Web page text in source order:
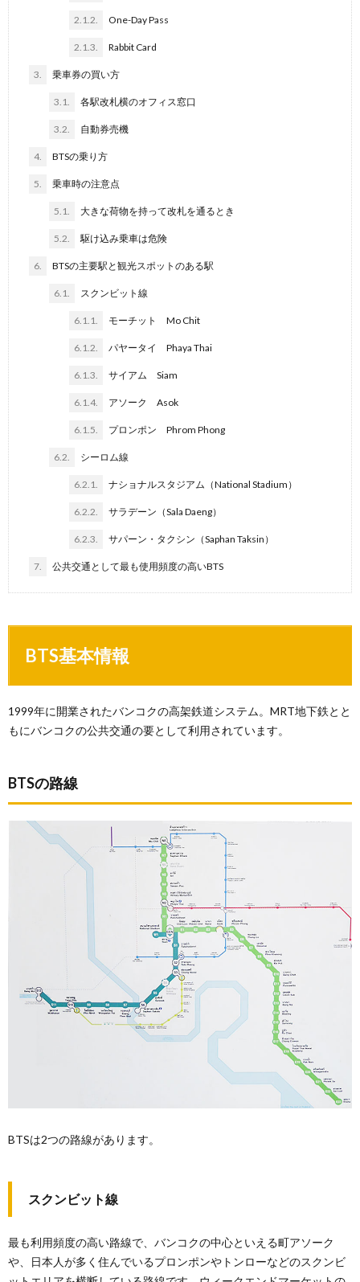
2.1.2. One-Day Pass
2.1.3. Rabbit Card
3. 乗車券の買い方
3.1. 各駅改札横のオフィス窓口
3.2. 自動券売機
4. BTSの乗り方
5. 乗車時の注意点
5.1. 大きな荷物を持って改札を通るとき
5.2. 駆け込み乗車は危険
6. BTSの主要駅と観光スポットのある駅
6.1. スクンビット線
6.1.1. モーチット Mo Chit
6.1.2. パヤータイ Phaya Thai
6.1.3. サイアム Siam
6.1.4. アソーク Asok
6.1.5. プロンポン Phrom Phong
6.2. シーロム線
6.2.1. ナショナルスタジアム（National Stadium）
6.2.2. サラデーン（Sala Daeng）
6.2.3. サパーン・タクシン（Saphan Taksin）
7. 公共交通として最も使用頻度の高いBTS
BTS基本情報
1999年に開業されたバンコクの高架鉄道システム。MRT地下鉄とと
もにバンコクの公共交通の要として利用されています。
BTSの路線
BTSは2つの路線があります。
スクンビット線
最も利用頻度の高い路線で、バンコクの中心といえる町アソーク
や、日本人が多く住んでいるプロンポンやトンローなどのスクンビ